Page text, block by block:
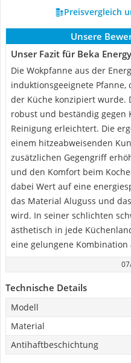
Preisvergleich
Unsere
Unser Fazit für Beka
Die Wokpfanne aus der
induktionsgeeignete
der Küche konzipiert wurde.
robust und beständig gegen
Reinigung erleichtert. Die
einem hitzeabweisenden
zusätzlichen Gegengriff
und den Komfort beim
dabei Wert auf eine
das Material Aluguss und
wird. In seiner schlichten
ästhetisch in jede
eine gelungene
Technische Details
Modell
Material
Antihaftbeschichtung